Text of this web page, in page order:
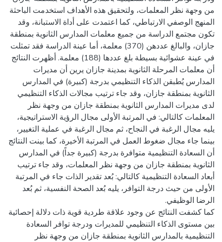
من وجهة نظر المعلمات، ولتحقيق هذه الأهداف استخدمت الباحثة
المنهج الوصفي الارتباطي، كما اعتمدت على أداة الاستبانة، وقد
تكون مجتمع الدراسة من جميع معلمات المدارس الثانوية بمنطقة
جازان، والبالغ عددهن (370) معلمة، أما عينة الدراسة فقد تمثلت
في عينة عشوائية بسيطة بلغ عددها (188) معلمة. أظهرت النتائج
أن معلمات المرحلة الثانوية بمدينة جازان يرين أن مديرات
المدارس يُطبقن الذكاء التنظيمي بدرجة (كبيرة) في المدارس
الثانوية بمنطقة جازان، وقد جاء ترتيب مجالات الذكاء التنظيمي
لدى مديرات المدارس الثانوية بمنطقة جازان من وجهة نظر
المعلمات كالتالي: في المرتبة الأولى مجال الرؤية الاستراتيجية،
يليه مجال الرغبة في النجاح، ثم مجال الرغبة في عملية التغيير،
بينما جاء مجال ضغوط العمل في المرتبة الأخيرة، كما بينت النتائج
أن السعادة التنظيمية متوافرة بدرجة (كبيرة جداً) في المدارس
الثانوية بمنطقة جازان من وجهة نظر المعلمات، وقد جاء ترتيب
أبعاد السعادة التنظيمية كالتالي: بُعد تقدير الذات جاء في المرتبة
الأولى من حيث درجة التوافر، يليه بُعد الصحة النفسية، ثم بُعد
كما كشفت النتائج عن وجود علاقة طردية قوية ذات دلالة إحصائية
بين مستوى الذكاء التنظيمي للمديرات ودرجة توافر السعادة
التنظيمية بالمدارس الثانوية بمنطقة جازان من وجهة نظر